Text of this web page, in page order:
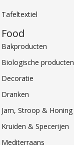
Tafeltextiel
Food
Bakproducten
Biologische producten
Decoratie
Dranken
Jam, Stroop & Honing
Kruiden & Specerijen
Mediterraans